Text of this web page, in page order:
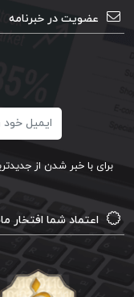
عضویت در خبرنامه
برای با خبر شدن از
اعتماد شما افتخار